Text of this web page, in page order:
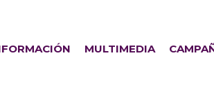
MULTIMEDIA